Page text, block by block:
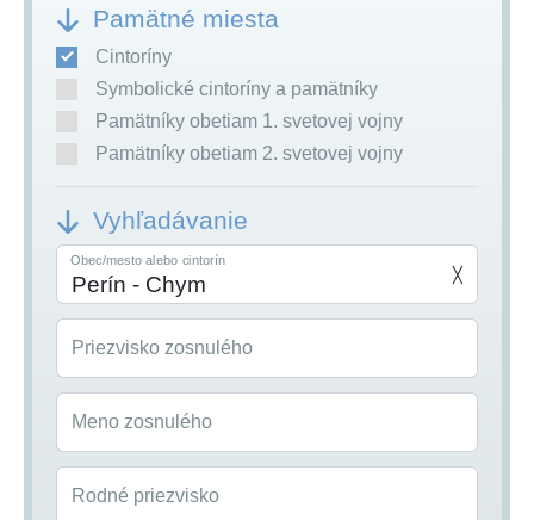
Pamätné miesta
Cintoríny
Symbolické cintoríny a pamätníky
Pamätníky obetiam 1. svetovej vojny
Pamätníky obetiam 2. svetovej vojny
Vyhľadávanie
Obec/mesto alebo cintorín
╳
Priezvisko zosnulého
Meno zosnulého
Rodné priezvisko